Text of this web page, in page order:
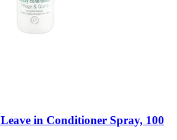
Leave in Conditioner Spray, 100